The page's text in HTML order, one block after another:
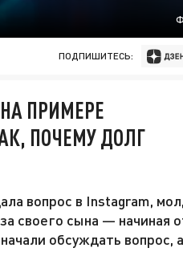
ПОДПИШИТЕСЬ:
ПРИМЕРЕ
ПОЧЕМУ ДОЛГ
вопрос в Instagram,
своего сына — начиная
обсуждать вопрос, а